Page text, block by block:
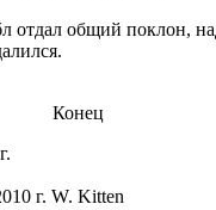
отдал общий поклон,
Конец
г. W. Kitten